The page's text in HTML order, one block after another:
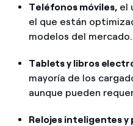
Teléfonos móviles, el
el que están
modelos del mercado.
Tablets y libros
mayoría de los
aunque pueden
Relojes inteligentes y